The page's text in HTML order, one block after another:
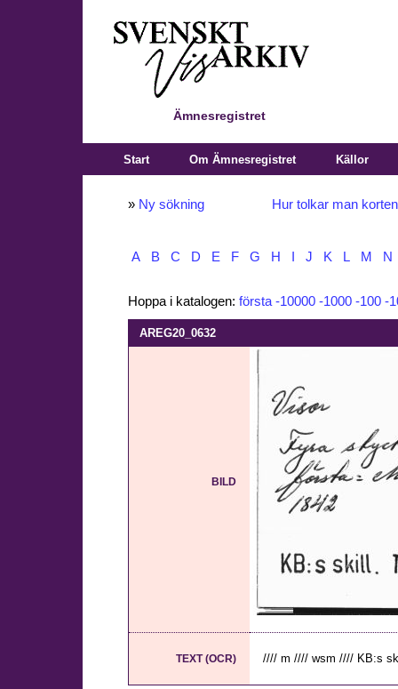
Ämnesregistret
Start Om Ämnesregistret Källor
» Ny sökning Hur tolkar man
A B C D E F G H J K L M N
Hoppa i katalogen: första -10000 -1000 -100 -
AREG20_0632
BILD
TEXT (OCR) //// m //// wsm //// KB:s